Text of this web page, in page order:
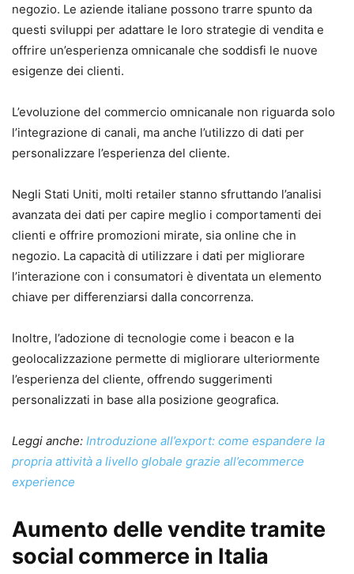
negozio. Le aziende italiane possono trarre spunto da
questi sviluppi per adattare le loro strategie di vendita e
offrire un’esperienza omnicanale che soddisfi le nuove
esigenze dei clienti.
L’evoluzione del commercio omnicanale non riguarda solo
l’integrazione di canali, ma anche l’utilizzo di dati per
personalizzare l’esperienza del cliente.
Negli Stati Uniti, molti retailer stanno sfruttando l’analisi
avanzata dei dati per capire meglio i comportamenti dei
clienti e offrire promozioni mirate, sia online che in
negozio. La capacità di utilizzare i dati per migliorare
l’interazione con i consumatori è diventata un elemento
chiave per differenziarsi dalla concorrenza.
Inoltre, l’adozione di tecnologie come i beacon e la
geolocalizzazione permette di migliorare ulteriormente
l’esperienza del cliente, offrendo suggerimenti
personalizzati in base alla posizione geografica.
Leggi anche: Introduzione all’export: come espandere la
propria attività a livello globale grazie all’ecommerce
experience
Aumento delle vendite tramite
social commerce in Italia